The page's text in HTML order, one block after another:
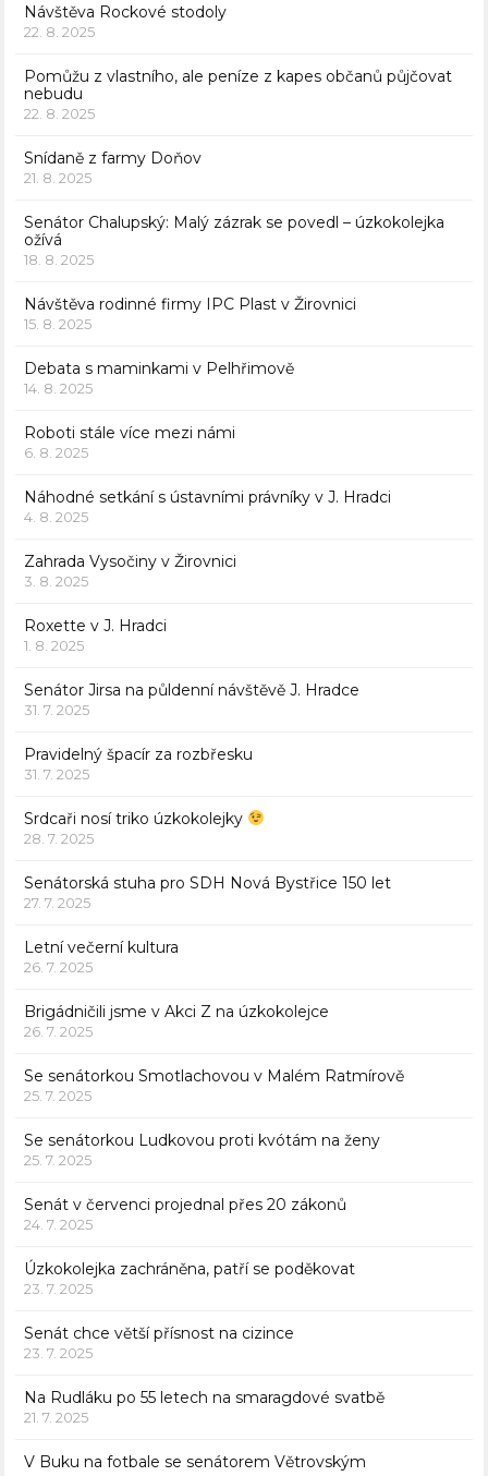
Návštěva Rockové stodoly
22. 8. 2025
Pomůžu z vlastního, ale peníze z kapes občanů půjčovat
nebudu
22. 8. 2025
Snídaně z farmy Doňov
21. 8. 2025
Senátor Chalupský: Malý zázrak se povedl – úzkokolejka
ožívá
18. 8. 2025
Návštěva rodinné firmy IPC Plast v Žirovnici
15. 8. 2025
Debata s maminkami v Pelhřimově
14. 8. 2025
Roboti stále více mezi námi
6. 8. 2025
Náhodné setkání s ústavními právníky v J. Hradci
4. 8. 2025
Zahrada Vysočiny v Žirovnici
3. 8. 2025
Roxette v J. Hradci
1. 8. 2025
Senátor Jirsa na půldenní návštěvě J. Hradce
31. 7. 2025
Pravidelný špacír za rozbřesku
31. 7. 2025
Srdcaři nosí triko úzkokolejky
28. 7. 2025
Senátorská stuha pro SDH Nová Bystřice 150 let
27. 7. 2025
Letní večerní kultura
26. 7. 2025
Brigádničili jsme v Akci Z na úzkokolejce
26. 7. 2025
Se senátorkou Smotlachovou v Malém Ratmírově
25. 7. 2025
Se senátorkou Ludkovou proti kvótám na ženy
25. 7. 2025
Senát v červenci projednal přes 20 zákonů
24. 7. 2025
Úzkokolejka zachráněna, patří se poděkovat
23. 7. 2025
Senát chce větší přísnost na cizince
23. 7. 2025
Na Rudláku po 55 letech na smaragdové svatbě
21. 7. 2025
V Buku na fotbale se senátorem Větrovským